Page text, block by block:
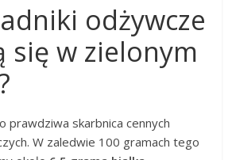
odżywcze
się w zielonym
prawdziwa skarbnica cennych
W zaledwie 100 gramach tego